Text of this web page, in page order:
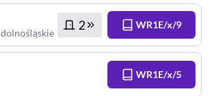
dolnośląskie
2 WR1E/x/9
WR1E/x/5